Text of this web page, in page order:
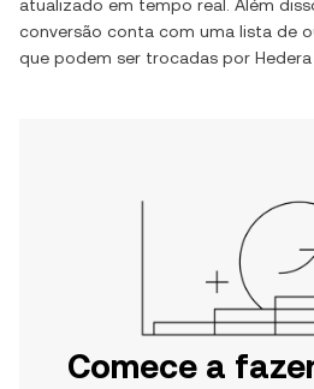
atualizado em tempo real. Além
conversão conta com uma lista de
que podem ser trocadas por Hedera
Comece a